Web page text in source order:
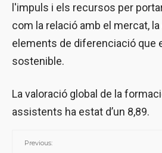
l'impuls i els recursos per
com la relació amb el mercat,
elements de diferenciació que
sostenible.
La valoració global de la
assistents ha estat d’un 8,89.
Previous: